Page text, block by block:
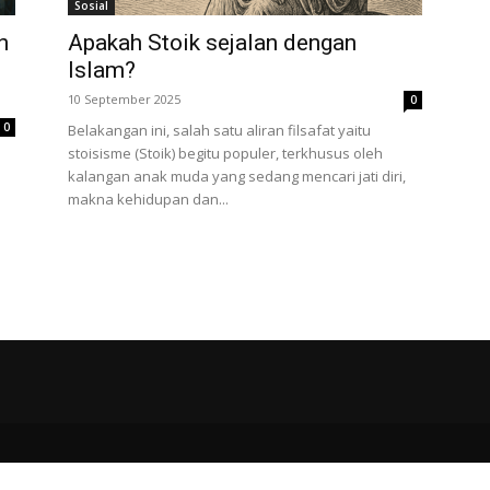
0
Sosial
Apakah Stoik sejalan dengan
Islam?
10 September 2025 0
Belakangan ini, salah satu aliran filsafat yaitu
stoisisme (Stoik) begitu populer, terkhusus oleh
kalangan anak muda yang sedang mencari jati diri,
makna kehidupan dan...